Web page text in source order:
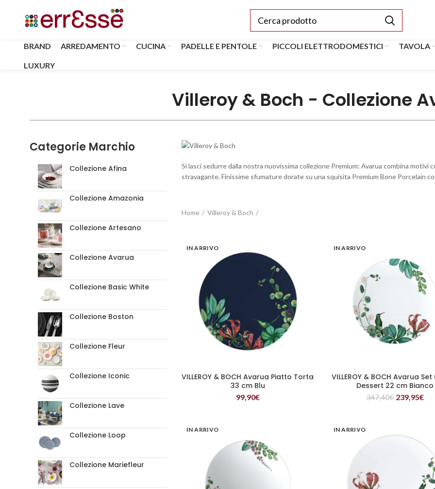
BRAND ARREDAMENTO CUCINA PADELLE E PENTOLE PICCOLI ELETTRODOMESTICI TAVOLA
LUXURY
Villeroy & Boch - Collezione
Categorie Marchio
Collezione Afina
Collezione Amazonia
Collezione Artesano
Collezione Avarua
Collezione Basic White
Collezione Boston
Collezione Fleur
Collezione Iconic
Collezione Lave
Collezione Loop
Collezione Mariefleur
Si lasci sedurre dalla nostra nuovissima collezione Premium: Avarua combina
stravagante. Finissime sfumature dorate su una squisita Premium Bone Porcelain
Home Villeroy & Boch
IN ARRIVO
LEGGI TUTTO
VILLEROY & BOCH Avarua Piatto Torta
33 cm Blu
99,90€
IN ARRIVO
LEGGI TUTTO
VILLEROY & BOCH Avarua
Dessert 22 cm Bianco
347,40€ 239,95€
IN ARRIVO IN ARRIVO